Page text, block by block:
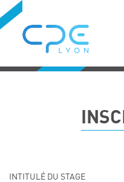
Formations
Equipe
INTITULÉ DU STAGE
Cookies management panel